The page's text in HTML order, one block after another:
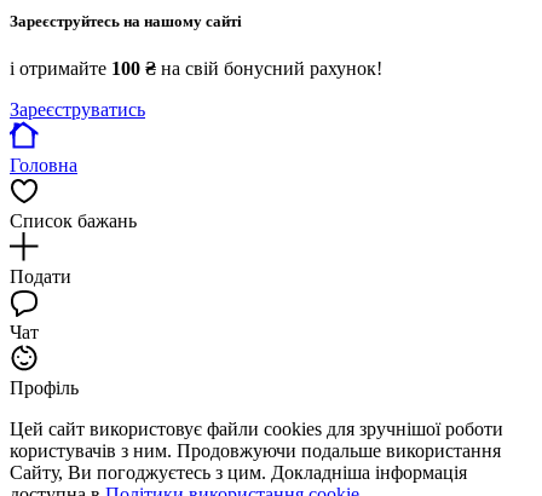
Зареєструйтесь на нашому сайті
і отримайте 100 ₴ на свій бонусний рахунок!
Зареєструватись
Головна
Список бажань
Подати
Чат
Профіль
Цей сайт використовує файли cookies для зручнішої роботи
користувачів з ним. Продовжуючи подальше використання
Сайту, Ви погоджуєтесь з цим. Докладніша інформація